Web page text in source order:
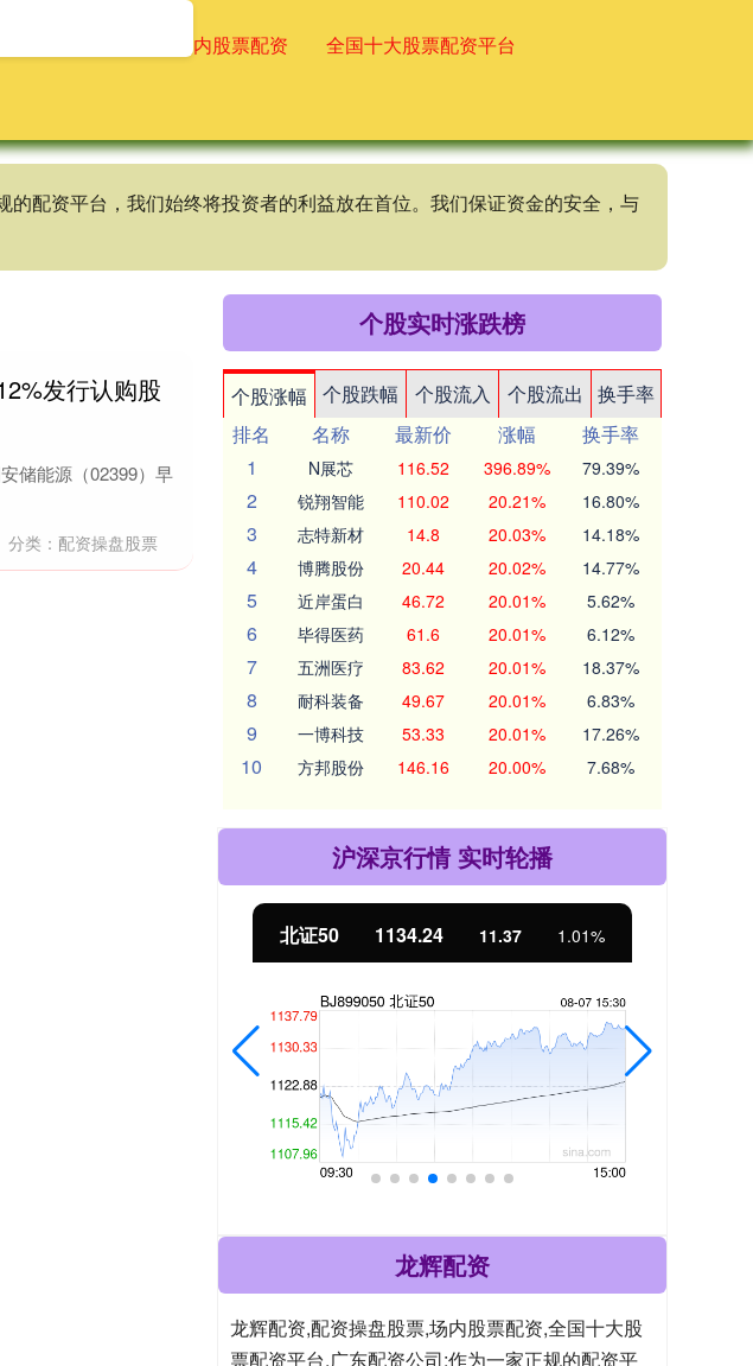
场内股票配资 全国十大股票配资平台
配资平台，我们始终将投资者的利益放在首位。我们保证资金的安全，与
发行认购股
储能源（02399）早
分类： 配资操盘股票
个股实时涨跌榜
个股涨幅 个股跌幅 个股流入 个股流出
换手率
排名
名称 最新价 涨幅
换手率
1
N展芯 116.52 396.89% 79.39%
2 锐翔智能 110.02 20.21% 16.80%
3 志特新材 14.8 20.03% 14.18%
4 博腾股份 20.44 20.02% 14.77%
5 近岸蛋白 46.72 20.01% 5.62%
6 毕得医药 61.6 20.01% 6.12%
7 五洲医疗 83.62 20.01% 18.37%
8 耐科装备 49.67 20.01% 6.83%
9 一博科技 53.33 20.01% 17.26%
10 方邦股份 146.16 20.00% 7.68%
沪深京行情 实时轮播
北证50 1134.24 11.37 1.01%
龙辉配资
龙辉配资,配资操盘股票,场内股票配资,全国十大股
票配资平台,广东配资公司:作为一家正规的配资平